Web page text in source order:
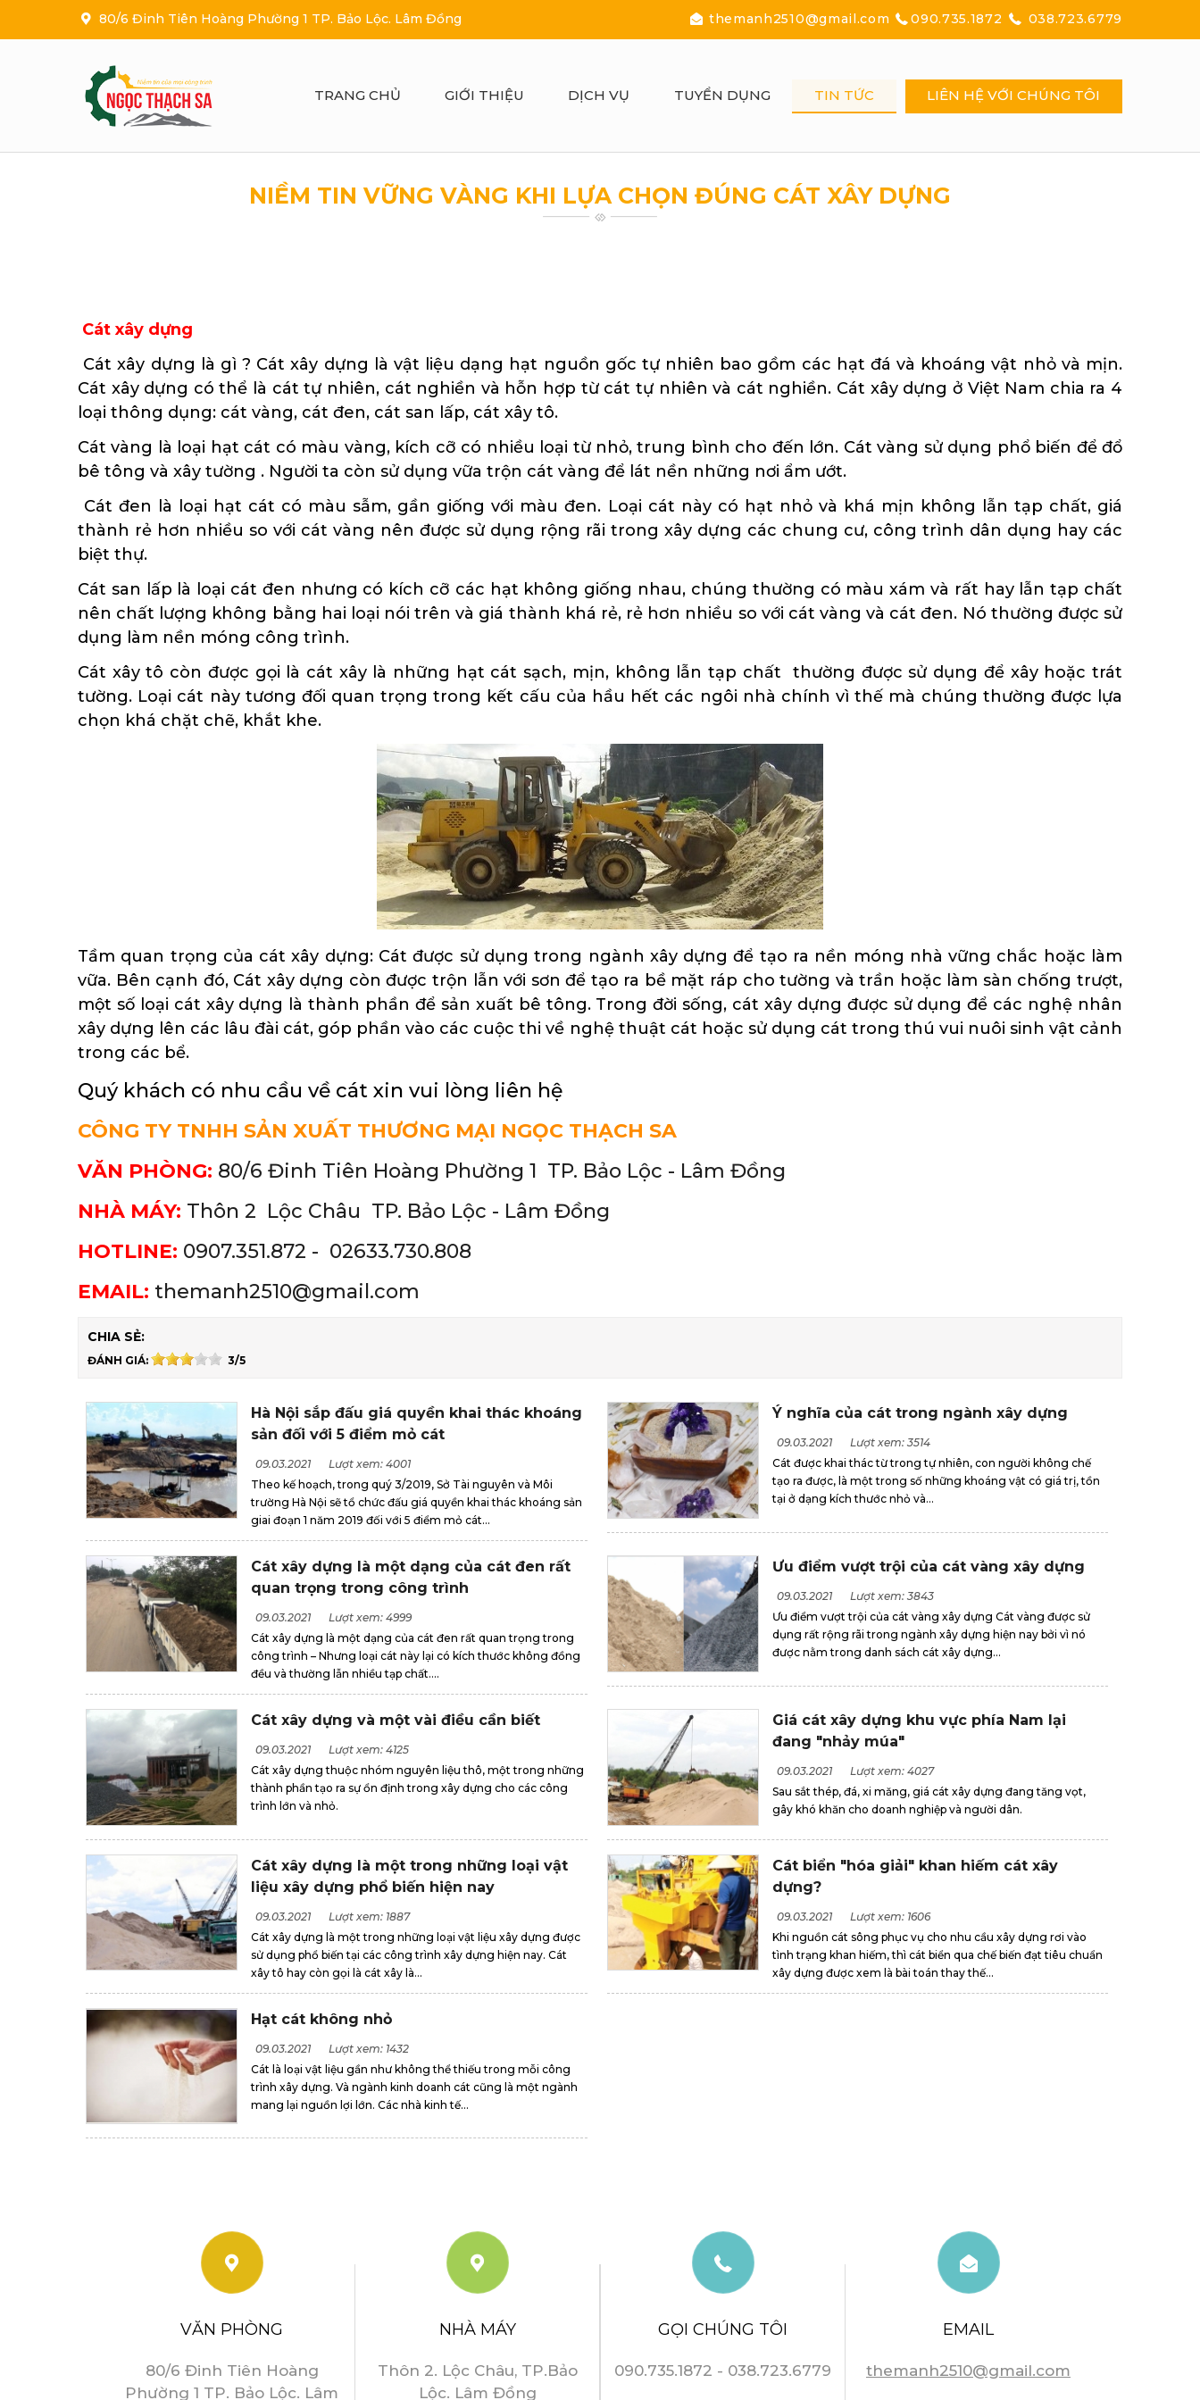
80/6 Đinh Tiên Hoàng Phường 1 TP. Bảo Lộc. Lâm Đồng themanh2510@gmail.com 090.735.1872 038.723.6779
TRANG CHỦ GIỚI THIỆU DỊCH VỤ TUYỂN DỤNG TIN TỨC LIÊN HỆ VỚI CHÚNG TÔI
NIỀM TIN VỮNG VÀNG KHI LỰA CHỌN ĐÚNG CÁT XÂY DỰNG
Cát xây dựng
Cát xây dựng là gì ? Cát xây dựng là vật liệu dạng hạt nguồn gốc tự nhiên bao gồm các hạt đá và khoáng vật nhỏ và mịn.
Cát xây dựng có thể là cát tự nhiên, cát nghiền và hỗn hợp từ cát tự nhiên và cát nghiền. Cát xây dựng ở Việt Nam chia ra 4
loại thông dụng: cát vàng, cát đen, cát san lấp, cát xây tô.
Cát vàng là loại hạt cát có màu vàng, kích cỡ có nhiều loại từ nhỏ, trung bình cho đến lớn. Cát vàng sử dụng phổ biến để đổ
bê tông và xây tường . Người ta còn sử dụng vữa trộn cát vàng để lát nền những nơi ẩm ướt.
Cát đen là loại hạt cát có màu sẫm, gần giống với màu đen. Loại cát này có hạt nhỏ và khá mịn không lẫn tạp chất, giá
thành rẻ hơn nhiều so với cát vàng nên được sử dụng rộng rãi trong xây dựng các chung cư, công trình dân dụng hay các
biệt thự.
Cát san lấp là loại cát đen nhưng có kích cỡ các hạt không giống nhau, chúng thường có màu xám và rất hay lẫn tạp chất
nên chất lượng không bằng hai loại nói trên và giá thành khá rẻ, rẻ hơn nhiều so với cát vàng và cát đen. Nó thường được sử
dụng làm nền móng công trình.
Cát xây tô còn được gọi là cát xây là những hạt cát sạch, mịn, không lẫn tạp chất thường được sử dụng để xây hoặc trát
tường. Loại cát này tương đối quan trọng trong kết cấu của hầu hết các ngôi nhà chính vì thế mà chúng thường được lựa
chọn khá chặt chẽ, khắt khe.
Tầm quan trọng của cát xây dựng: Cát được sử dụng trong ngành xây dựng để tạo ra nền móng nhà vững chắc hoặc làm
vữa. Bên cạnh đó, Cát xây dựng còn được trộn lẫn với sơn để tạo ra bề mặt ráp cho tường và trần hoặc làm sàn chống trượt,
một số loại cát xây dựng là thành phần để sản xuất bê tông. Trong đời sống, cát xây dựng được sử dụng để các nghệ nhân
xây dựng lên các lâu đài cát, góp phần vào các cuộc thi về nghệ thuật cát hoặc sử dụng cát trong thú vui nuôi sinh vật cảnh
trong các bể.
Quý khách có nhu cầu về cát xin vui lòng liên hệ
CÔNG TY TNHH SẢN XUẤT THƯƠNG MẠI NGỌC THẠCH SA
VĂN PHÒNG: 80/6 Đinh Tiên Hoàng Phường 1 TP. Bảo Lộc - Lâm Đồng
NHÀ MÁY: Thôn 2 Lộc Châu TP. Bảo Lộc - Lâm Đồng
HOTLINE: 0907.351.872 - 02633.730.808
EMAIL: themanh2510@gmail.com
CHIA SẺ:
ĐÁNH GIÁ: 3/5
Hà Nội sắp đấu giá quyền khai thác khoáng
sản đối với 5 điểm mỏ cát
09.03.2021
Lượt xem: 4001
Theo kế hoạch, trong quý 3/2019, Sở Tài nguyên và Môi
trường Hà Nội sẽ tổ chức đấu giá quyền khai thác khoáng sản
giai đoạn 1 năm 2019 đối với 5 điểm mỏ cát...
Ý nghĩa của cát trong ngành xây dựng
09.03.2021
Lượt xem: 3514
Cát được khai thác từ trong tự nhiên, con người không chế
tạo ra được, là một trong số những khoáng vật có giá trị, tồn
tại ở dạng kích thước nhỏ và...
Cát xây dựng là một dạng của cát đen rất
quan trọng trong công trình
09.03.2021
Lượt xem: 4999
Cát xây dựng là một dạng của cát đen rất quan trọng trong
công trình – Nhưng loại cát này lại có kích thước không đồng
đều và thường lẫn nhiều tạp chất....
Ưu điểm vượt trội của cát vàng xây dựng
09.03.2021
Lượt xem: 3843
Ưu điểm vượt trội của cát vàng xây dựng Cát vàng được sử
dụng rất rộng rãi trong ngành xây dựng hiện nay bởi vì nó
được nằm trong danh sách cát xây dựng...
Cát xây dựng và một vài điều cần biết
09.03.2021
Lượt xem: 4125
Cát xây dựng thuộc nhóm nguyên liệu thô, một trong những
thành phần tạo ra sự ổn định trong xây dựng cho các công
trình lớn và nhỏ.
Giá cát xây dựng khu vực phía Nam lại
đang "nhảy múa"
09.03.2021
Lượt xem: 4027
Sau sắt thép, đá, xi măng, giá cát xây dựng đang tăng vọt,
gây khó khăn cho doanh nghiệp và người dân.
Cát xây dựng là một trong những loại vật
liệu xây dựng phổ biến hiện nay
09.03.2021
Lượt xem: 1887
Cát xây dựng là một trong những loại vật liệu xây dựng được
sử dụng phổ biến tại các công trình xây dựng hiện nay. Cát
xây tô hay còn gọi là cát xây là...
Cát biển "hóa giải" khan hiếm cát xây
dựng?
09.03.2021
Lượt xem: 1606
Khi nguồn cát sông phục vụ cho nhu cầu xây dựng rơi vào
tình trạng khan hiếm, thì cát biển qua chế biến đạt tiêu chuẩn
xây dựng được xem là bài toán thay thế...
Hạt cát không nhỏ
09.03.2021
Lượt xem: 1432
Cát là loại vật liệu gần như không thể thiếu trong mỗi công
trình xây dựng. Và ngành kinh doanh cát cũng là một ngành
mang lại nguồn lợi lớn. Các nhà kinh tế...
VĂN PHÒNG
80/6 Đinh Tiên Hoàng
Phường 1 TP. Bảo Lộc. Lâm
NHÀ MÁY
Thôn 2. Lộc Châu, TP.Bảo
Lộc. Lâm Đồng
GỌI CHÚNG TÔI
090.735.1872 - 038.723.6779
EMAIL
themanh2510@gmail.com